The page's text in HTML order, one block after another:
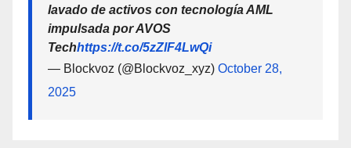
lavado de activos con tecnología AML
impulsada por AVOS
Techhttps://t.co/5zZlF4LwQi
— Blockvoz (@Blockvoz_xyz) October 28,
2025